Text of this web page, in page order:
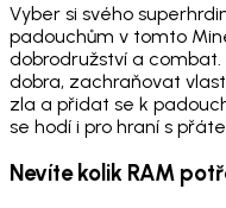
Vyber si svého
padouchům v tomto
dobrodružství a
dobra, zachraňovat
zla a přidat se k
se hodí i pro hraní s
Nevíte kolik RAM